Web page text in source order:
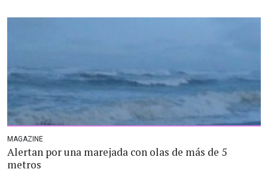
MAGAZINE
Alertan por una marejada con olas de más de 5
metros